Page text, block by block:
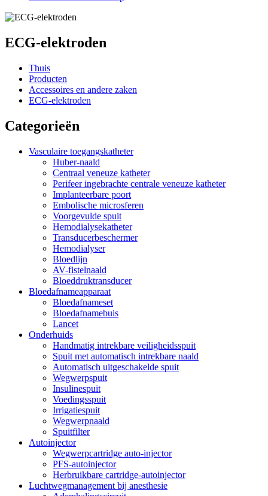
ECG-elektroden
Thuis
Producten
Accessoires en andere zaken
ECG-elektroden
Categorieën
Vasculaire toegangskatheter
Huber-naald
Centraal veneuze katheter
Perifeer ingebrachte centrale veneuze katheter
Implanteerbare poort
Embolische microsferen
Voorgevulde spuit
Hemodialysekatheter
Transducerbeschermer
Hemodialyser
Bloedlijn
AV-fistelnaald
Bloeddruktransducer
Bloedafnameapparaat
Bloedafnameset
Bloedafnamebuis
Lancet
Onderhuids
Handmatig intrekbare veiligheidsspuit
Spuit met automatisch intrekbare naald
Automatisch uitgeschakelde spuit
Wegwerpspuit
Insulinespuit
Voedingsspuit
Irrigatiespuit
Wegwerpnaald
Spuitfilter
Autoinjector
Wegwerpcartridge auto-injector
PFS-autoinjector
Herbruikbare cartridge-autoinjector
Luchtwegmanagement bij anesthesie